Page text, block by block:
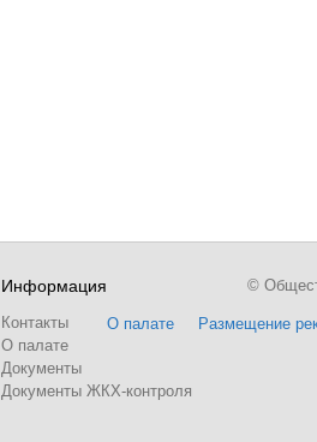
Информация
Контакты
О палате
Документы
Документы ЖКХ-контроля
О палате Размещение
©